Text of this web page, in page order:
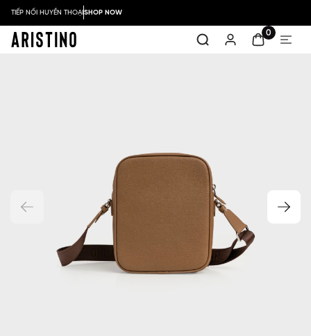
TIẾP NỐI HUYỀN THOẠISHOP NOW
0